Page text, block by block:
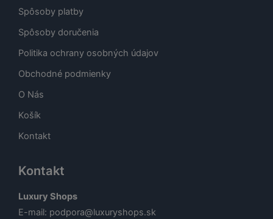
Spôsoby platby
Spôsoby doručenia
Politika ochrany osobných údajov
Obchodné podmienky
O Nás
Košík
Kontakt
Kontakt
Luxury Shops
E-mail: podpora@luxuryshops.sk